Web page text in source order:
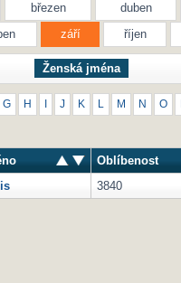
březen duben
září říjen
Ženská jména
G H J K M N O
Oblíbenost
3840